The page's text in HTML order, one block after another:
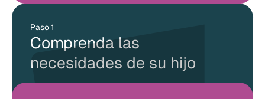
Paso 1
Comprenda las
necesidades de su hijo